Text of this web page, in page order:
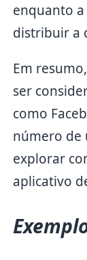
enquanto
distribuir a
Em
ser
como
número de
explorar
aplicativo